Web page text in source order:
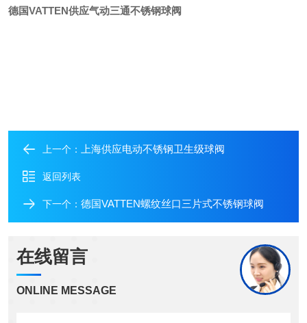
德国VATTEN供应气动三通不锈钢球阀
上一个： 上海供应电动不锈钢卫生级球阀
返回列表
下一个： 德国VATTEN螺纹丝口三片式不锈钢球阀
在线留言
ONLINE MESSAGE